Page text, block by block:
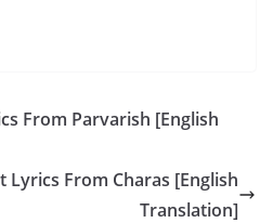
From Parvarish [English
Lyrics From Charas [English
Translation]